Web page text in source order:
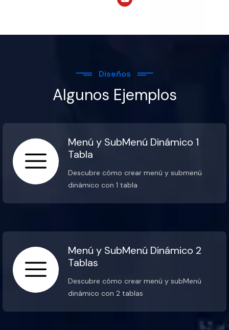
Diseños
Algunos Ejemplos
Menú y SubMenú Dinámico 1
Tabla
Descubre cómo crear menú y submenú
dinámico con 1 tabla
Menú y SubMenú Dinámico 2
Tablas
Descubre cómo crear menú y subMenú
dinámico con 2 tablas